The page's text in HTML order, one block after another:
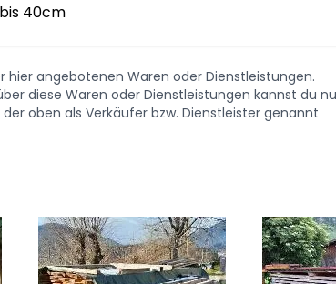
40cm
hier angebotenen Waren oder Dienstleistungen.
diese Waren oder Dienstleistungen kannst du
oben als Verkäufer bzw. Dienstleister genannt